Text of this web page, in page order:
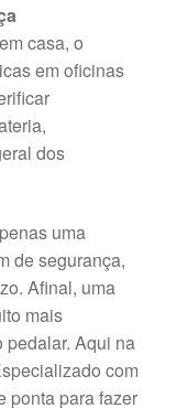
casa, o
em oficinas
dos
uma
de segurança,
Afinal, uma
mais
Aqui na
com
ponta para fazer